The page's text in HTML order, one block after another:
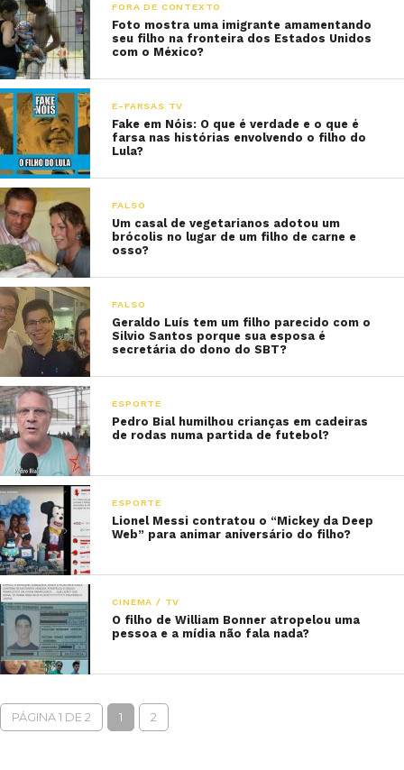
FORA DE CONTEXTO
Foto mostra uma imigrante amamentando
seu filho na fronteira dos Estados Unidos
com o México?
E-FARSAS TV
Fake em Nóis: O que é verdade e o que é
farsa nas histórias envolvendo o filho do
Lula?
FALSO
Um casal de vegetarianos adotou um
brócolis no lugar de um filho de carne e
osso?
FALSO
Geraldo Luís tem um filho parecido com o
Silvio Santos porque sua esposa é
secretária do dono do SBT?
ESPORTE
Pedro Bial humilhou crianças em cadeiras
de rodas numa partida de futebol?
ESPORTE
Lionel Messi contratou o “Mickey da Deep
Web” para animar aniversário do filho?
CINEMA / TV
O filho de William Bonner atropelou uma
pessoa e a mídia não fala nada?
PÁGINA 1 DE 2 1 2